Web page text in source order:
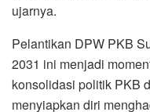
ujarnya.
Pelantikan DPW PKB
2031 ini menjadi
konsolidasi politik PKB
menyiapkan diri